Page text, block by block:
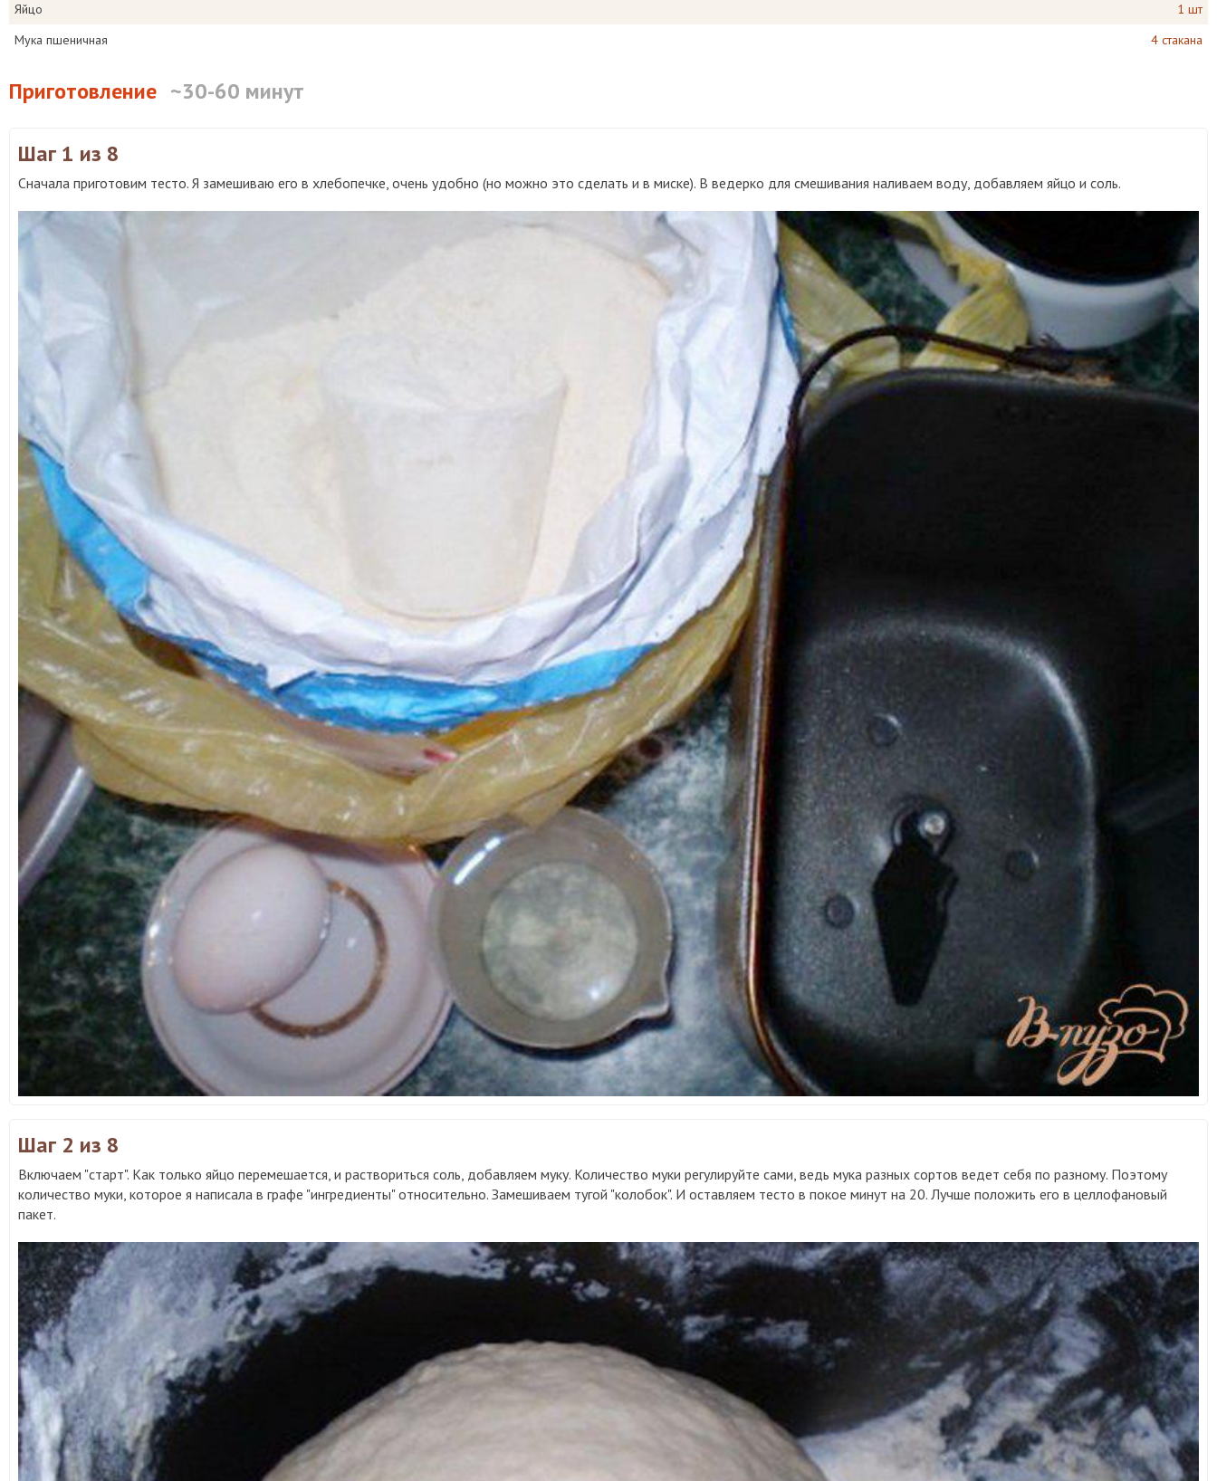
Яйцо
1 шт
Мука пшеничная
4 стакана
Приготовление ~30-60 минут
Шаг 1 из 8
Сначала приготовим тесто. Я замешиваю его в хлебопечке, очень удобно (но можно это сделать и в миске). В ведерко для смешивания наливаем воду, добавляем яйцо и соль.
Шаг 2 из 8
Включаем "старт". Как только яйцо перемешается, и раствориться соль, добавляем муку. Количество муки регулируйте сами, ведь мука разных сортов ведет себя по разному. Поэтому
количество муки, которое я написала в графе "ингредиенты" относительно. Замешиваем тугой "колобок". И оставляем тесто в покое минут на 20. Лучше положить его в целлофановый
пакет.